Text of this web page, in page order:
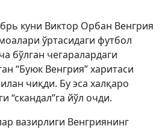
куни Виктор Орбан Венгрия
ўртасидаги футбол
бўлган чегаралардаги
“Буюк Венгрия” харитаси
чиқди. Бу эса халқаро
“скандал”га йўл очди.
вазирлиги Венгриянинг